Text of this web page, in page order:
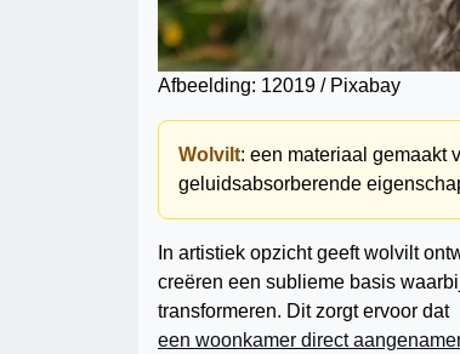
Afbeelding: 12019 / Pixabay
Wolvilt: een materiaal gemaakt
geluidsabsorberende
In artistiek opzicht geeft wolvilt
creëren een sublieme basis
transformeren. Dit zorgt ervoor dat
een woonkamer direct